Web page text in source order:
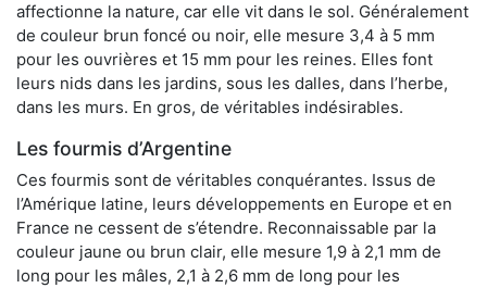
affectionne la nature, car elle vit dans le sol. Généralement
de couleur brun foncé ou noir, elle mesure 3,4 à 5 mm
pour les ouvrières et 15 mm pour les reines. Elles font
leurs nids dans les jardins, sous les dalles, dans l’herbe,
dans les murs. En gros, de véritables indésirables.
Les fourmis d’Argentine
Ces fourmis sont de véritables conquérantes. Issus de
l’Amérique latine, leurs développements en Europe et en
France ne cessent de s’étendre. Reconnaissable par la
couleur jaune ou brun clair, elle mesure 1,9 à 2,1 mm de
long pour les mâles, 2,1 à 2,6 mm de long pour les